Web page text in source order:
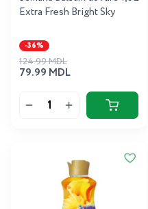
Extra Fresh Bright Sky
-36%
79.99 MDL
124.99 MDL